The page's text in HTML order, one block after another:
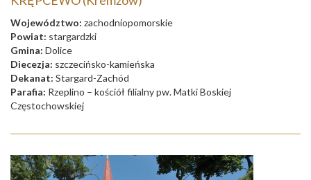
Województwo: zachodniopomorskie
Powiat: stargardzki
Gmina: Dolice
Diecezja: szczecińsko-kamieńska
Dekanat: Stargard-Zachód
Parafia: Rzeplino – kościół filialny pw. Matki Boskiej
Częstochowskiej